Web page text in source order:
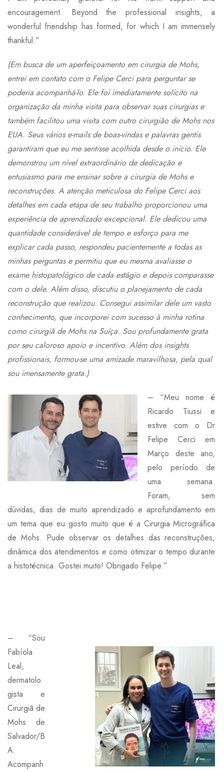
encouragement. Beyond the professional insights, a
wonderful friendship has formed, for which I am immensely
thankful.”
(Em busca de um aperfeiçoamento em cirurgia de Mohs,
entrei em contato com o Felipe Cerci para perguntar se
poderia acompanhá-lo. Ele foi imediatamente solícito na
organização da minha visita para observar suas cirurgias e
também facilitou uma visita com outro cirurgião de Mohs nos
EUA. Seus vários e-mails de boas-vindas e palavras gentis
garantiram que eu me sentisse acolhida desde o início. Ele
demonstrou um nível extraordinário de dedicação e
entusiasmo para me ensinar sobre a cirurgia de Mohs e
reconstruções. A atenção meticulosa do Felipe Cerci aos
detalhes em cada etapa de seu trabalho proporcionou uma
experiência de aprendizado excepcional. Ele dedicou uma
quantidade considerável de tempo e esforço para me
explicar cada passo, respondeu pacientemente a todas as
minhas perguntas e permitiu que eu mesma avaliasse o
exame histopatológico de cada estágio e depois comparasse
com o dele. Além disso, discutiu o planejamento de cada
reconstrução que realizou. Consegui assimilar dele um vasto
conhecimento, que incorporei com sucesso à minha rotina
como cirurgiã de Mohs na Suíça. Sou profundamente grata
por seu caloroso apoio e incentivo. Além dos insights
profissionais, formou-se uma amizade maravilhosa, pela qual
sou imensamente grata.)
– “Meu nome é
Ricardo Tiussi e
estive com o Dr
Felipe Cerci em
Março deste ano,
pelo período de
uma semana.
Foram, sem
dúvidas, dias de muito aprendizado e aprofundamento em
um tema que eu gosto muito que é a Cirurgia Micrográfica
de Mohs. Pude observar os detalhes das reconstruções,
dinâmica dos atendimentos e como otimizar o tempo durante
a histotécnica. Gostei muito! Obrigado Felipe.”
– “Sou
Fabíola
Leal,
dermatolo
gista e
Cirurgiã de
Mohs de
Salvador/B
A.
Acompanh